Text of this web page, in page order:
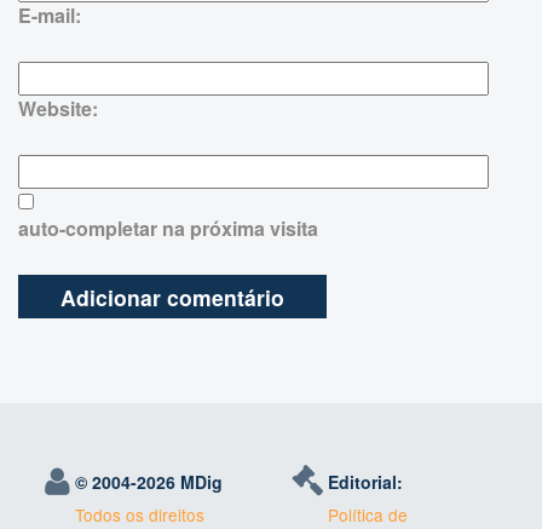
E-mail:
Website:
auto-completar na próxima visita
© 2004-2026 MDig
Todos os direitos
Editorial:
Política de